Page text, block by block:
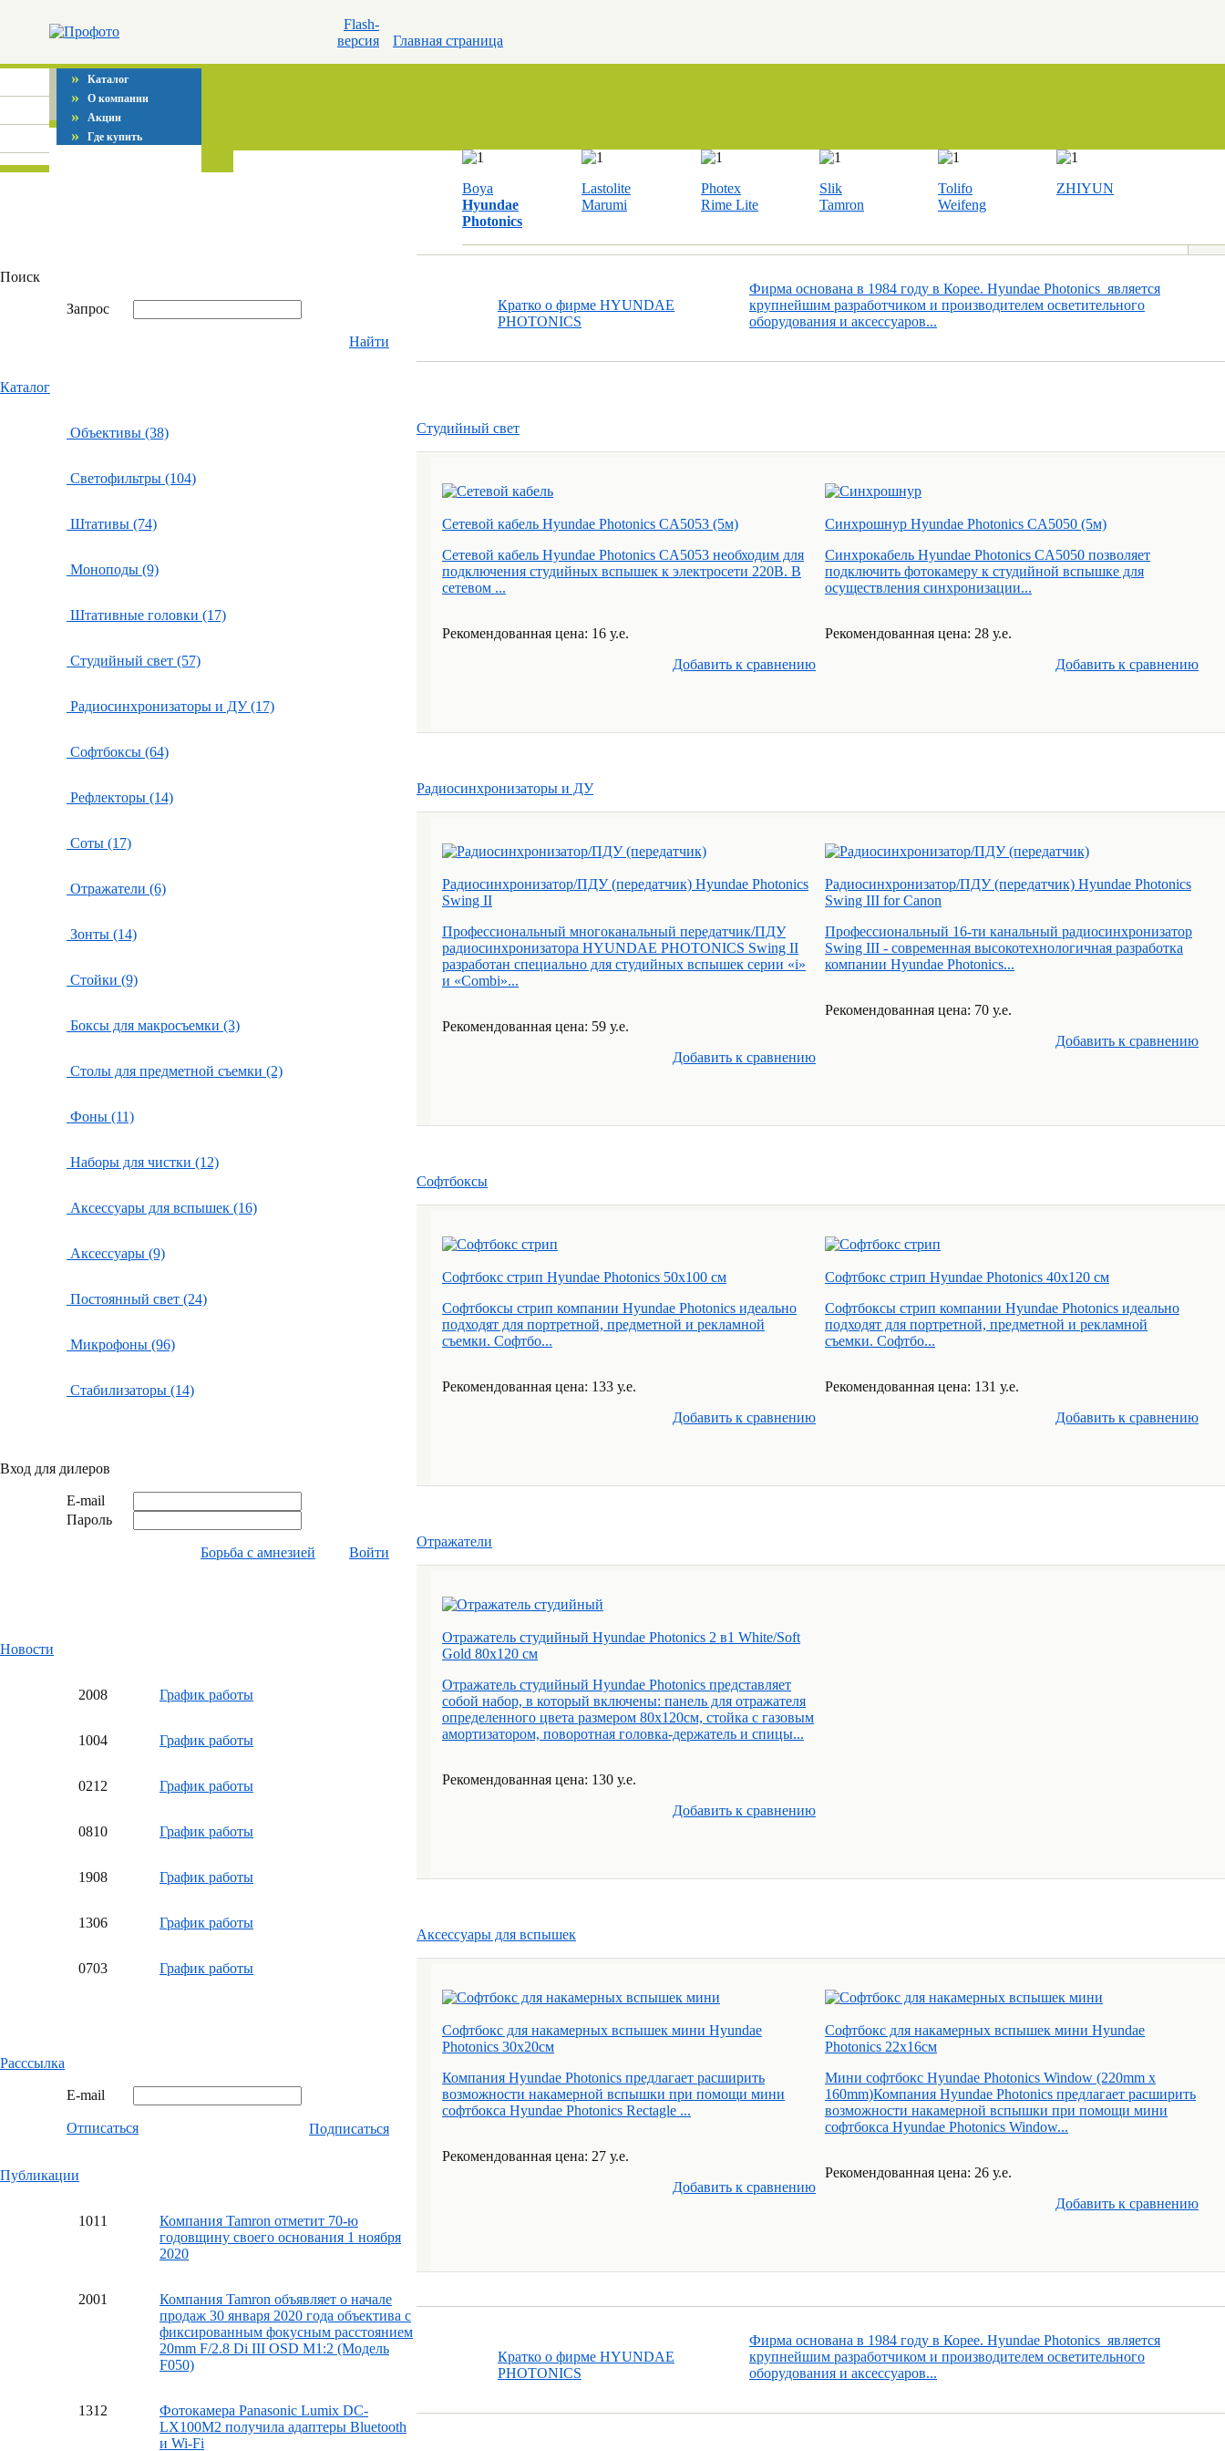
Flash-
версия
Главная страница
» Каталог
» О компании
» Акции
» Где купить
Boya
Hyundae
Photonics
Lastolite
Marumi
Photex
Rime Lite
Slik
Tamron
Tolifo
Weifeng
ZHIYUN
Поиск
Запрос
Найти
Каталог
Объективы (38)
Светофильтры (104)
Штативы (74)
Моноподы (9)
Штативные головки (17)
Студийный свет (57)
Радиосинхронизаторы и ДУ (17)
Софтбоксы (64)
Рефлекторы (14)
Соты (17)
Отражатели (6)
Зонты (14)
Стойки (9)
Боксы для макросъемки (3)
Столы для предметной съемки (2)
Фоны (11)
Наборы для чистки (12)
Аксессуары для вспышек (16)
Аксессуары (9)
Постоянный свет (24)
Микрофоны (96)
Стабилизаторы (14)
Вход для дилеров
E-mail
Пароль
Борьба с амнезией Войти
Новости
2008 График работы
1004 График работы
0212 График работы
0810 График работы
1908 График работы
1306 График работы
0703 График работы
Расссылка
E-mail
Отписаться Подписаться
Публикации
1011
Компания Tamron отметит 70-ю
годовщину своего основания 1 ноября
2020
2001
Компания Tamron объявляет о начале
продаж 30 января 2020 года объектива с
фиксированным фокусным расстоянием
20mm F/2.8 Di III OSD M1:2 (Модель
F050)
1312
Фотокамера Panasonic Lumix DC-
LX100M2 получила адаптеры Bluetooth
и Wi-Fi
Кратко о фирме HYUNDAE
PHOTONICS
Фирма основана в 1984 году в Корее. Hyundae Photonics является
крупнейшим разработчиком и производителем осветительного
оборудования и аксессуаров...
Студийный свет
Сетевой кабель Hyundae Photonics CA5053 (5м)
Сетевой кабель Hyundae Photonics CA5053 необходим для
подключения студийных вспышек к электросети 220В. В
сетевом ...
Рекомендованная цена: 16 у.е.
Добавить к cравнению
Синхрошнур Hyundae Photonics CA5050 (5м)
Синхрокабель Hyundae Photonics CA5050 позволяет
подключить фотокамеру к студийной вспышке для
осуществления синхронизации...
Рекомендованная цена: 28 у.е.
Добавить к cравнению
Радиосинхронизаторы и ДУ
Радиосинхронизатор/ПДУ (передатчик) Hyundae Photonics
Swing II
Профессиональный многоканальный передатчик/ПДУ
радиосинхронизатора HYUNDAE PHOTONICS Swing II
разработан специально для студийных вспышек серии «i»
и «Combi»...
Рекомендованная цена: 59 у.е.
Добавить к cравнению
Радиосинхронизатор/ПДУ (передатчик) Hyundae Photonics
Swing III for Canon
Профессиональный 16-ти канальный радиосинхронизатор
Swing III - современная высокотехнологичная разработка
компании Hyundae Photonics...
Рекомендованная цена: 70 у.е.
Добавить к cравнению
Софтбоксы
Софтбокс стрип Hyundae Photonics 50х100 см
Софтбоксы стрип компании Hyundae Photonics идеально
подходят для портретной, предметной и рекламной
съемки. Софтбо...
Рекомендованная цена: 133 у.е.
Добавить к cравнению
Софтбокс стрип Hyundae Photonics 40х120 см
Софтбоксы стрип компании Hyundae Photonics идеально
подходят для портретной, предметной и рекламной
съемки. Софтбо...
Рекомендованная цена: 131 у.е.
Добавить к cравнению
Отражатели
Отражатель студийный Hyundae Photonics 2 в1 White/Soft
Gold 80х120 см
Отражатель студийный Hyundae Photonics представляет
собой набор, в который включены: панель для отражателя
определенного цвета размером 80x120см, стойка с газовым
амортизатором, поворотная головка-держатель и спицы...
Рекомендованная цена: 130 у.е.
Добавить к cравнению
Аксессуары для вспышек
Софтбокс для накамерных вспышек мини Hyundae
Photonics 30х20см
Компания Hyundae Photonics предлагает расширить
возможности накамерной вспышки при помощи мини
софтбокса Hyundae Photonics Rectagle ...
Рекомендованная цена: 27 у.е.
Добавить к cравнению
Софтбокс для накамерных вспышек мини Hyundae
Photonics 22х16см
Мини софтбокс Hyundae Photonics Window (220mm x
160mm)Компания Hyundae Photonics предлагает расширить
возможности накамерной вспышки при помощи мини
софтбокса Hyundae Photonics Window...
Рекомендованная цена: 26 у.е.
Добавить к cравнению
Кратко о фирме HYUNDAE
PHOTONICS
Фирма основана в 1984 году в Корее. Hyundae Photonics является
крупнейшим разработчиком и производителем осветительного
оборудования и аксессуаров...